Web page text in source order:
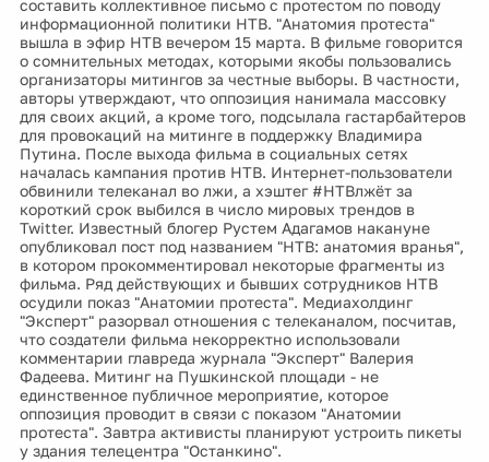
составить коллективное письмо с протестом по поводу
информационной политики НТВ. "Анатомия протеста"
вышла в эфир НТВ вечером 15 марта. В фильме говорится
о сомнительных методах, которыми якобы пользовались
организаторы митингов за честные выборы. В частности,
авторы утверждают, что оппозиция нанимала массовку
для своих акций, а кроме того, подсылала гастарбайтеров
для провокаций на митинге в поддержку Владимира
Путина. После выхода фильма в социальных сетях
началась кампания против НТВ. Интернет-пользователи
обвинили телеканал во лжи, а хэштег #НТВлжёт за
короткий срок выбился в число мировых трендов в
Twitter. Известный блогер Рустем Адагамов накануне
опубликовал пост под названием "НТВ: анатомия вранья",
в котором прокомментировал некоторые фрагменты из
фильма. Ряд действующих и бывших сотрудников НТВ
осудили показ "Анатомии протеста". Медиахолдинг
"Эксперт" разорвал отношения с телеканалом, посчитав,
что создатели фильма некорректно использовали
комментарии главреда журнала "Эксперт" Валерия
Фадеева. Митинг на Пушкинской площади - не
единственное публичное мероприятие, которое
оппозиция проводит в связи с показом "Анатомии
протеста". Завтра активисты планируют устроить пикеты
у здания телецентра "Останкино".